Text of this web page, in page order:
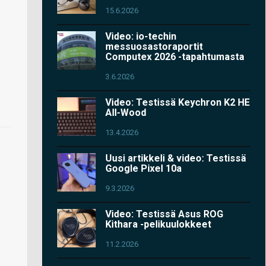
15.6.2026
Video: io-techin
messuosastoraportit
Computex 2026 -tapahtumasta
3.6.2026
Video: Testissä Keychron K2 HE
All-Wood
13.4.2026
Uusi artikkeli & video: Testissä
Google Pixel 10a
9.3.2026
Video: Testissä Asus ROG
Kithara -pelikuulokkeet
11.2.2026